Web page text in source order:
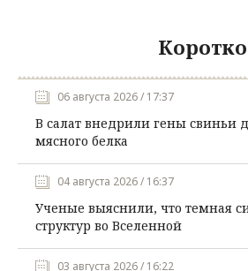
Коротко
06 августа 2026 / 17:37
В салат внедрили гены свиньи
мясного белка
04 августа 2026 / 16:37
Ученые выяснили, что темная
структур во Вселенной
03 августа 2026 / 16:22